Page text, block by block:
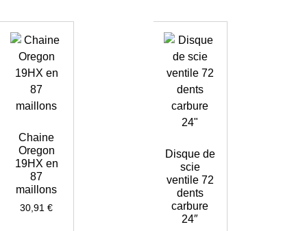
Chaine
Oregon
19HX en
87
maillons
30,91€
Disque de
scie
ventile 72
dents
carbure
24″